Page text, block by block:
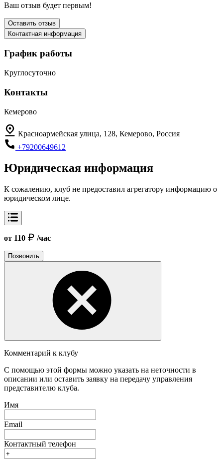
Ваш отзыв будет первым!
Оставить отзыв
Контактная информация
График работы
Круглосуточно
Контакты
Кемерово
Красноармейская улица, 128, Кемерово, Россия
+79200649612
Юридическая информация
К сожалению, клуб не предоставил агрегатору информацию о
юридическом лице.
от 110 /час
Позвонить
Комментарий к клубу
С помощью этой формы можно указать на неточности в
описании или оставить заявку на передачу управления
представителю клуба.
Имя
Email
Контактный телефон